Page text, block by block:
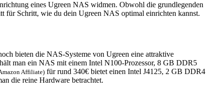
eines Ugreen NAS widmen. Obwohl die grundlegenden
für Schritt, wie du dein Ugreen NAS optimal einrichten kannst.
bieten die NAS-Systeme von Ugreen eine attraktive
man ein NAS mit einem Intel N100-Prozessor, 8 GB DDR5
Affiliate) für rund 340€ bietet einen Intel J4125, 2 GB DDR4
die reine Hardware betrachtet.